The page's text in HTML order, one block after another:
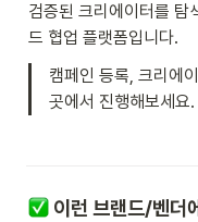
검증된 크리에이터를 탐
드 협업 플랫폼입니다.
캠페인 등록, 크리에
곳에서 진행해보세요.
이런 브랜드/벤더